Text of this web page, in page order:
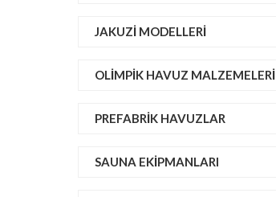
JAKUZI MODELLERI
OLIMPIK HAVUZ MALZEMELERI
PREFABRIK HAVUZLAR
SAUNA EKIPMANLARI